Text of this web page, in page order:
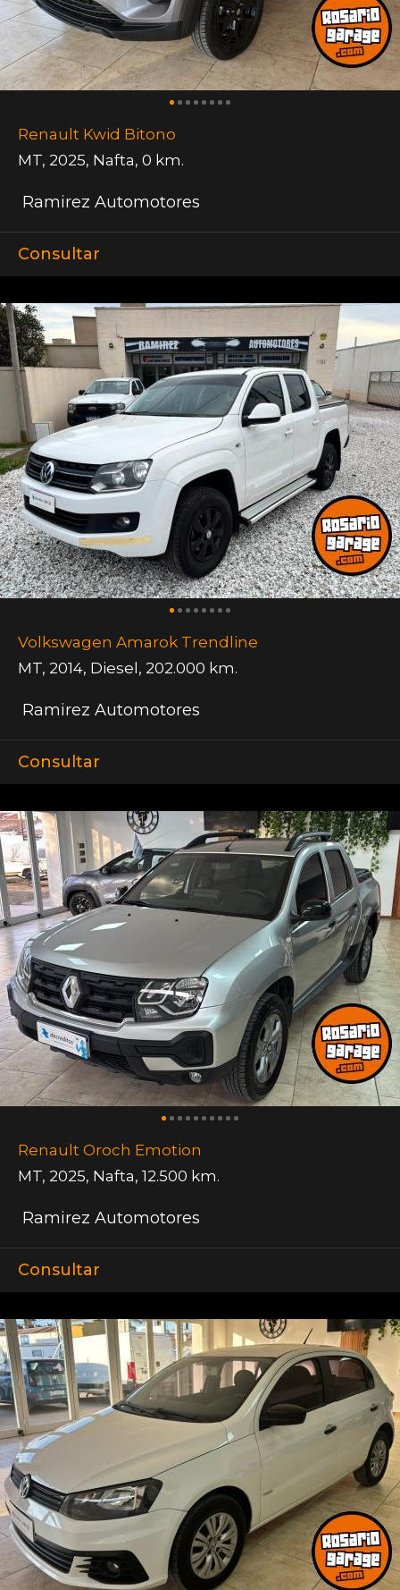
Renault Kwid Bitono
MT, 2025, Nafta, 0 km.
Ramirez Automotores
Consultar
Volkswagen Amarok Trendline
MT, 2014, Diesel , 202.000 km.
Ramirez Automotores
Consultar
Renault Oroch Emotion
MT, 2025, Nafta, 12.500 km.
Ramirez Automotores
Consultar